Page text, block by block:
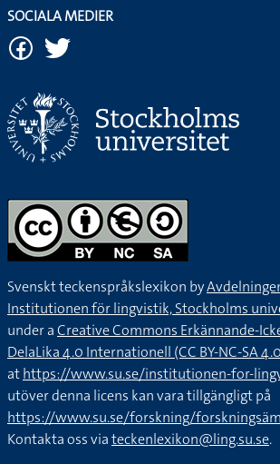
SOCIALA MEDIER
Svenskt teckenspråkslexikon by
Institutionen för lingvistik, Stockholms
under aCreative Commons Erkännande-
DelaLika 4.0 Internationell (CC BY-NC-SA
athttps://www.su.se/institutionen-for-
utöver denna licens kan vara tillgängligt på
https://www.su.se/forskning/
Kontakta oss viateckenlexikon@ling.su.se.